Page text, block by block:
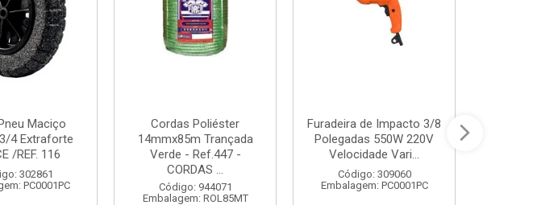
Maciço
4 Extraforte
/REF. 116
302861
PC0001PC
Cordas Poliéster
14mmx85m Trançada
Verde - Ref.447 -
CORDAS ...
Código: 944071
Embalagem: ROL85MT
Furadeira de Impacto 3/8
Polegadas 550W 220V
Velocidade Vari...
Código: 309060
Embalagem: PC0001PC